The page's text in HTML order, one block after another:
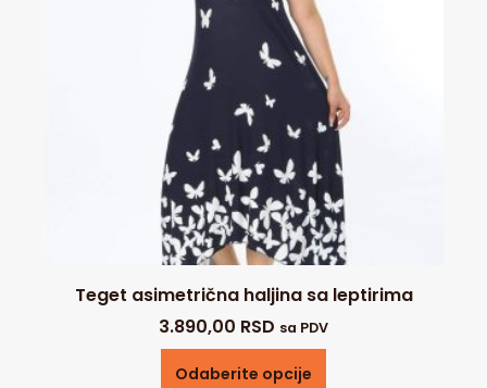
Teget asimetrična haljina sa leptirima
3.890,00 RSD sa PDV
Odaberite opcije